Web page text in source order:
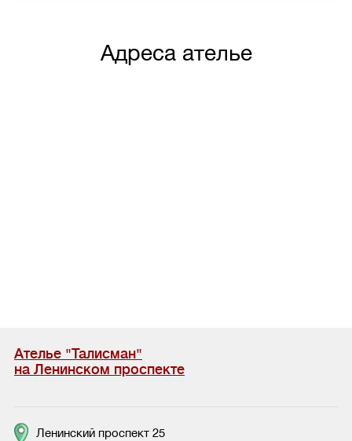
Адреса ателье
Ателье "Талисман"
на Ленинском проспекте
Ленинский проспект 25